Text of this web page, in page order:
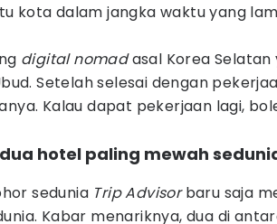
kota dalam jangka waktu yang
digital nomadasal Korea Selatan
Setelah selesai dengan
Kalau dapat pekerjaan lagi,
hotel paling mewah
sedunia Trip Advisorbaru saja
Kabar menariknya, dua di